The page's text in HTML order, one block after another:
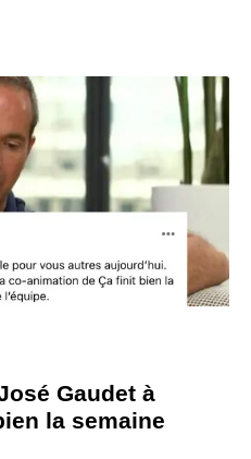
Gaudet à
la semaine